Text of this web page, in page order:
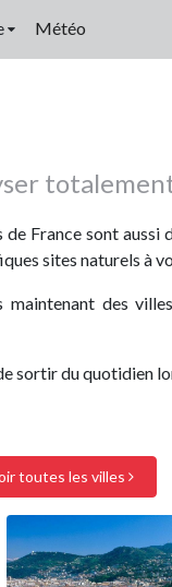
Météo
France sont
sites naturels à
des
sortir du quotidien
toutes les villes